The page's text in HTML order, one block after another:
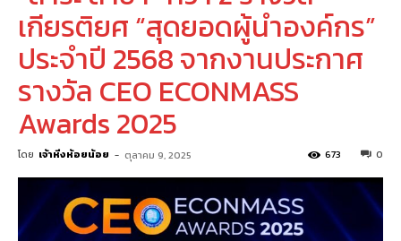
เกียรติยศ “สุดยอดผู้นำองค์กร”
ประจำปี 2568 จากงานประกาศ
รางวัล CEO ECONMASS
Awards 2025
โดย เจ้าหิ่งห้อยน้อย - ตุลาคม 9, 2025 0
673